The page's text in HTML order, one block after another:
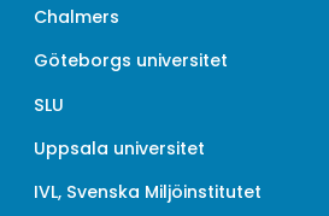
Chalmers
Göteborgs universitet
SLU
Uppsala universitet
IVL, Svenska Miljöinstitutet